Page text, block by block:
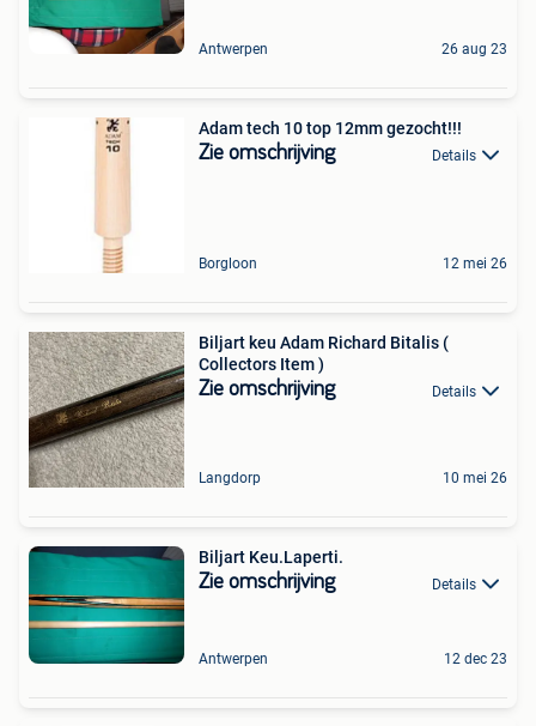
Antwerpen 26 aug 23
Adam tech 10 top 12mm gezocht!!!
Zie omschrijving Details
Borgloon 12 mei 26
Biljart keu Adam Richard Bitalis (
Collectors Item )
Zie omschrijving Details
Langdorp 10 mei 26
Biljart Keu.Laperti.
Zie omschrijving Details
Antwerpen 12 dec 23